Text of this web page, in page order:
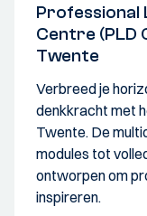
Professional
Centre (PLD
Twente
Verbreed je
denkkracht met
Twente. De
modules tot
ontworpen om
inspireren.